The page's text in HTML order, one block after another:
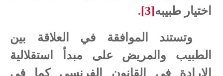
اختيار طبيبه[3]
.
وتستند الموافقة في العلاقة
بين
الطبيب
والمريض على مبدأ
استقلالية
الإرادة
في القانون الفرنسي كما
في